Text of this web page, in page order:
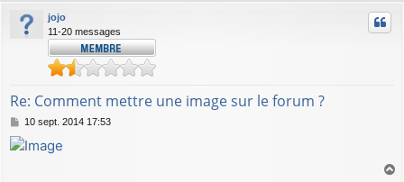
jojo
11-20 messages
Re: Comment mettre une image sur le forum ?
M
e
s
10 sept. 2014 17:53